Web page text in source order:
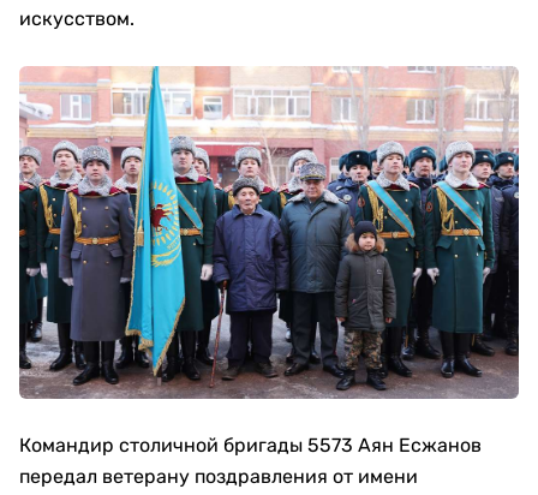
искусством.
Командир столичной бригады 5573 Аян Есжанов
передал ветерану поздравления от имени